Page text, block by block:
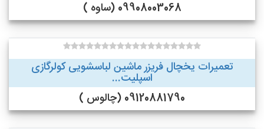
09908003068 (ساوه )
تعمیرات یخچال فریزر ماشین لباسشویی کولرگازی
اسپلیت...
09120881790 (چالوس )